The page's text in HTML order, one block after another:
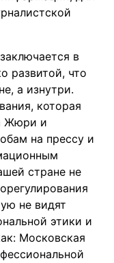
в
развитой, что
а изнутри.
которая
Жюри и
на прессу и
стране не
не видят
этики и
Московская